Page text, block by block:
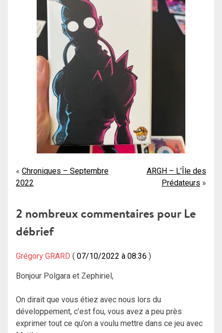
Navigation
de
l’article
Chroniques – Septembre
2022
ARGH – L’Île des
Prédateurs
2 nombreux commentaires pour Le
débrief
Grégory GRARD 07/10/2022 à 08:36
Bonjour Polgara et Zephiriel,
On dirait que vous étiez avec nous lors du
développement, c’est fou, vous avez a peu près
exprimer tout ce qu’on a voulu mettre dans ce jeu avec